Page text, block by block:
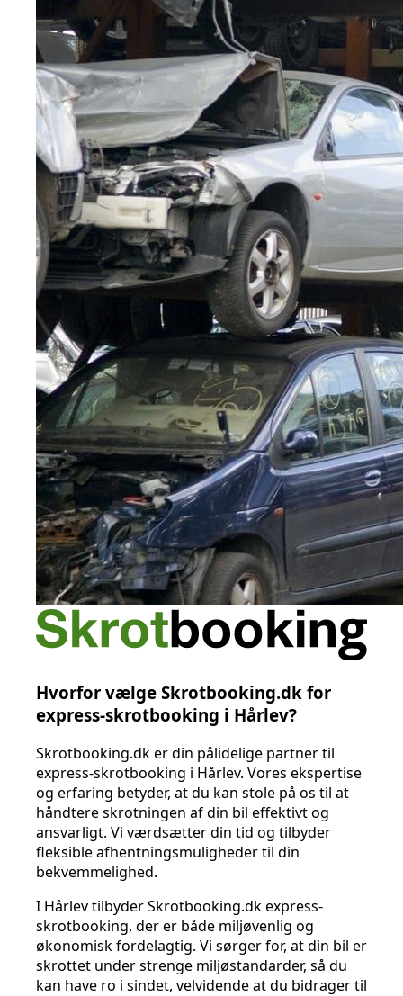
Hvorfor vælge Skrotbooking.dk for
express-skrotbooking i Hårlev?
Skrotbooking.dk er din pålidelige partner til
express-skrotbooking i Hårlev. Vores ekspertise
og erfaring betyder, at du kan stole på os til at
håndtere skrotningen af din bil effektivt og
ansvarligt. Vi værdsætter din tid og tilbyder
fleksible afhentningsmuligheder til din
bekvemmelighed.
I Hårlev tilbyder Skrotbooking.dk express-
skrotbooking, der er både miljøvenlig og
økonomisk fordelagtig. Vi sørger for, at din bil er
skrottet under strenge miljøstandarder, så du
kan have ro i sindet, velvidende at du bidrager til